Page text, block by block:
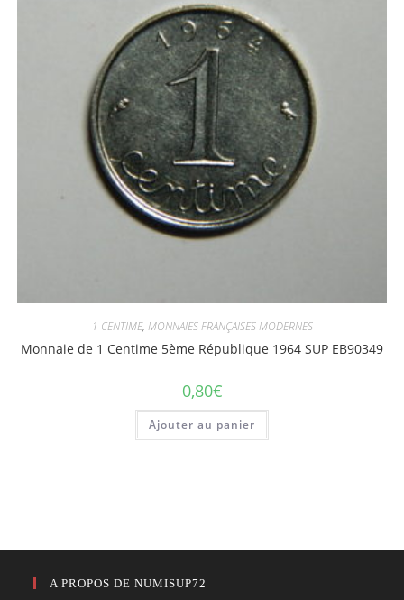
1 CENTIME, MONNAIES FRANÇAISES MODERNES
Monnaie de 1 Centime 5ème République 1964 SUP EB90349
0,80€
Ajouter au panier
A PROPOS DE NUMISUP72